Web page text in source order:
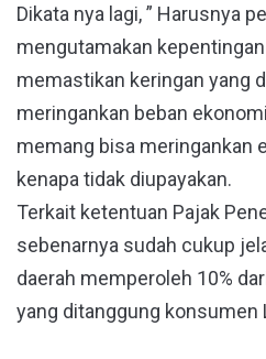
Dikata nya lagi, ” Harusnya
mengutamakan
memastikan keringan yang
meringankan beban
memang bisa meringankan
kenapa tidak diupayakan.
Terkait ketentuan Pajak
sebenarnya sudah cukup
daerah memperoleh 10%
yang ditanggung konsumen